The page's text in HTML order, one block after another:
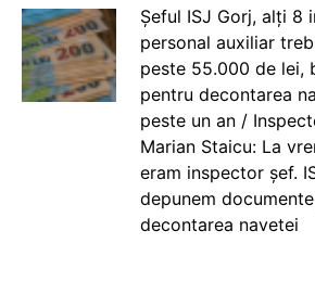
Șeful ISJ Gorj, alți 8
personal auxiliar
peste 55.000 de lei,
pentru decontarea
peste un an /
Marian Staicu: La
eram inspector șef.
depunem
decontarea navetei